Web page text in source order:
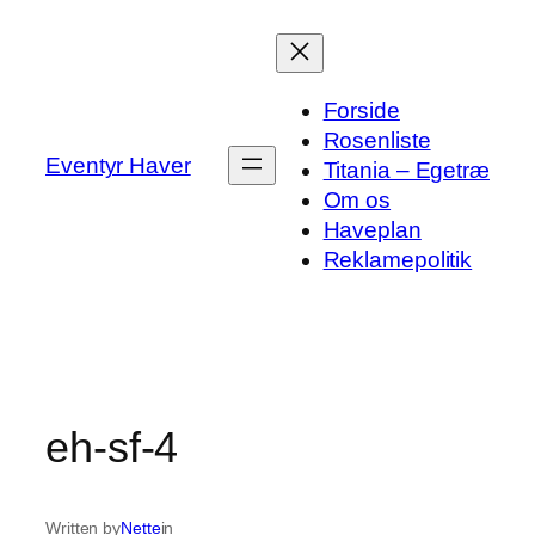
Eventyr Haver
Forside
Rosenliste
Titania – Egetræ
Om os
Haveplan
Reklamepolitik
eh-sf-4
Written byNettein